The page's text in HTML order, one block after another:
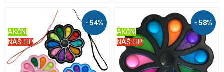
fidgetovou hračku pop it.
fidgetovou hračku pop it.
- 54%
NÁŠ TIP
AKČNÍ
- 58%
NÁŠ TIP
AKČNÍ